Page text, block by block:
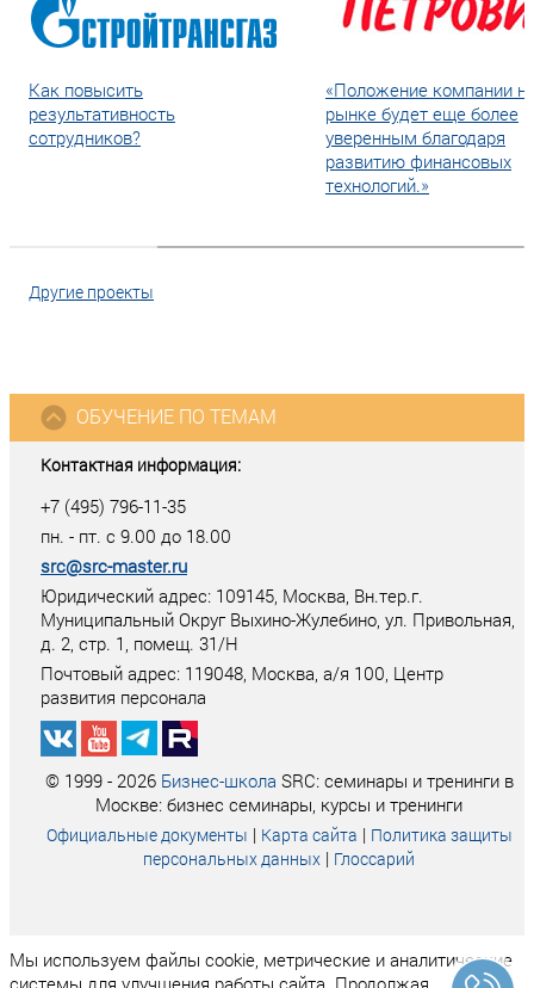
Как повысить
результативность
сотрудников?
«Положение компании
рынке будет еще более
уверенным благодаря
развитию финансовых
технологий.»
Другие проекты
Контактная информация:
+7 (495) 796-11-35
пн. - пт. с 9.00 до 18.00
src@src-master.ru
Юридический адрес: 109145, Москва, Вн.тер.г.
Муниципальный Округ Выхино-Жулебино, ул. Привольная,
д. 2, стр. 1, помещ. 31/Н
Почтовый адрес: 119048, Москва, а/я 100, Центр
развития персонала
ОБУЧЕНИЕ ПО ТЕМАМ
© 1999 - 2026 Бизнес-школа SRC: семинары и тренинги в
Москве: бизнес семинары, курсы и тренинги
Официальные документы | Карта сайта | Политика защиты
персональных данных | Глоссарий
Мы используем файлы cookie, метрические и аналитические
системы для улучшения работы сайта. Продолжая